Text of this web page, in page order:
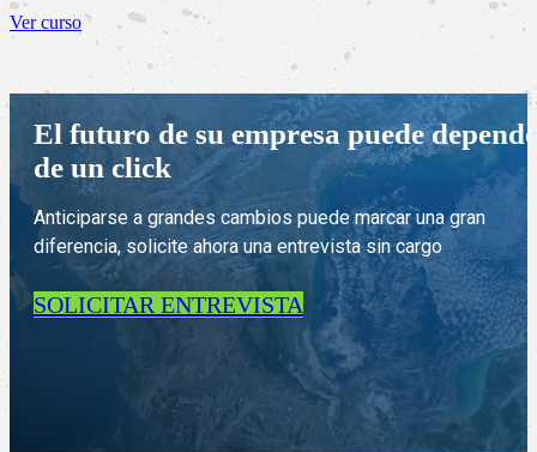
Ver curso
El futuro de su empresa puede
de un click
Anticiparse a grandes cambios puede marcar una gran
diferencia, solicite ahora una entrevista sin cargo
SOLICITAR ENTREVISTA